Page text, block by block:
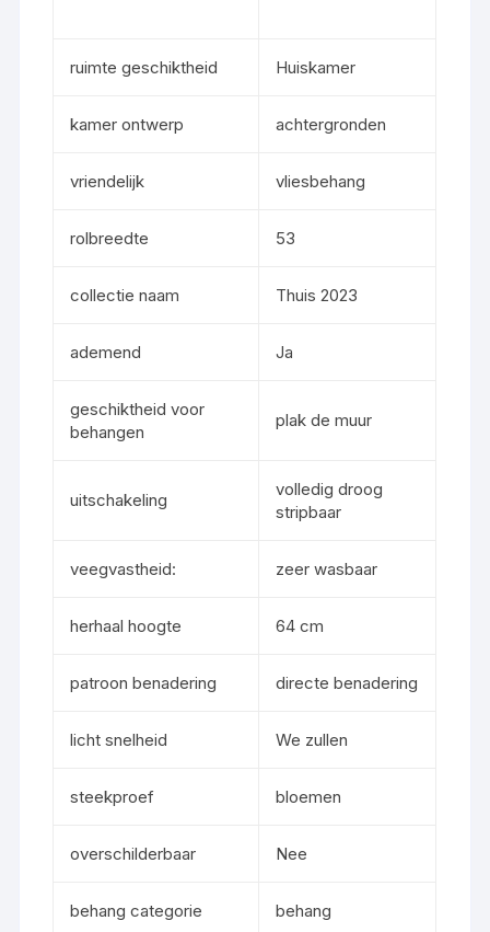
ruimte geschiktheid Huiskamer
kamer ontwerp achtergronden
vriendelijk vliesbehang
rolbreedte 53
collectie naam Thuis 2023
ademend Ja
geschiktheid voor
behangen
plak de muur
uitschakeling
volledig droog
stripbaar
veegvastheid: zeer wasbaar
herhaal hoogte 64 cm
patroon benadering directe benadering
licht snelheid We zullen
steekproef bloemen
overschilderbaar Nee
behang categorie behang